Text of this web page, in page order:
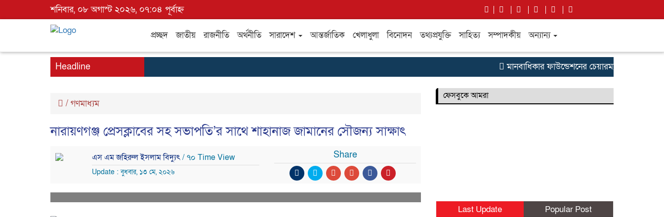
শনিবার, ০৮ অগাস্ট ২০২৬, ০৭:০৪ পূর্বাহ্ন
প্রচ্ছদ জাতীয় রাজনীতি অর্থনীতি সারাদেশ আন্তর্জাতিক খেলাধুলা বিনোদন তথ্যপ্রযুক্তি সাহিত্য সম্পাদকীয় অন্যান্য
Headline মানবাধিকার ফাউন্ডেশনের চেয়ারম্যান মফিজুর
/ গণমাধ্যম
নারায়ণগঞ্জ প্রেসক্লাবের সহ সভাপতি’র সাথে শাহানাজ জামানের সৌজন্য সাক্ষাৎ
এস এম জহিরুল ইসলাম বিদ্যুৎ/ ৭০ Time View
Update : বুধবার, ১৩ মে, ২০২৬
Share
ফেসবুকে আমরা
Last Update
Popular Post